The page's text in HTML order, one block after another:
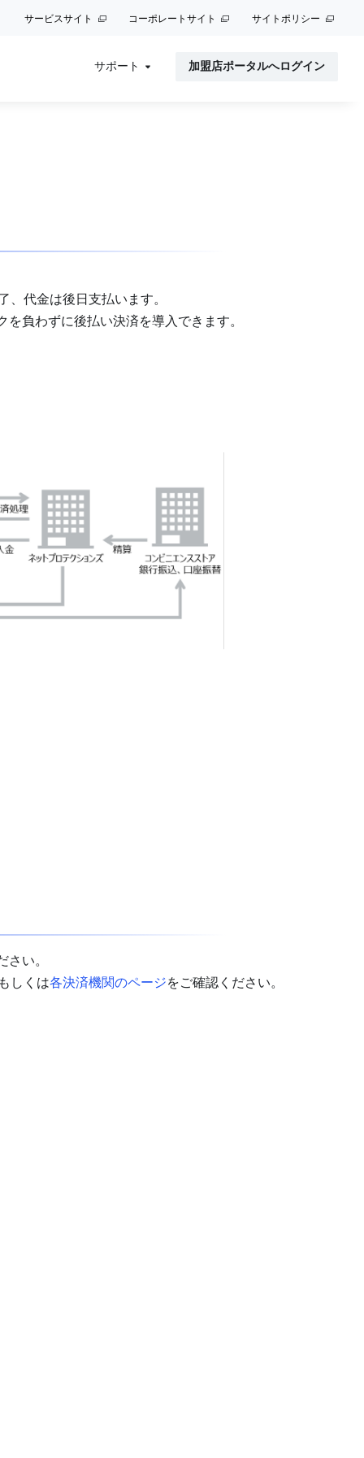
サービスサイト コーポレートサイト サイトポリシー
サポート 加盟店ポータルへログイン
、代金は後日支払います。
負わずに後払い決済を導入できます。
さい。
しくは各決済機関のページをご確認ください。